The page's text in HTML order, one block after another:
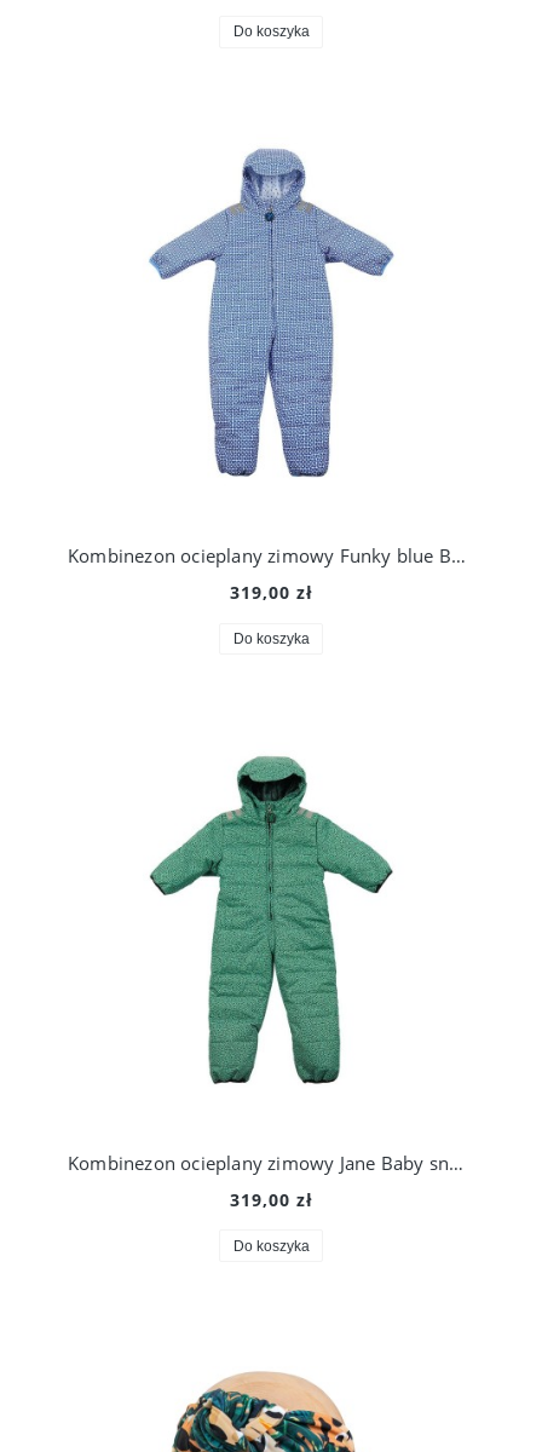
Do koszyka
Kombinezon ocieplany zimowy Funky blue Baby snowsuit, Ducksday
319,00 zł
Do koszyka
Kombinezon ocieplany zimowy Jane Baby snowsuit, Ducksday
319,00 zł
Do koszyka